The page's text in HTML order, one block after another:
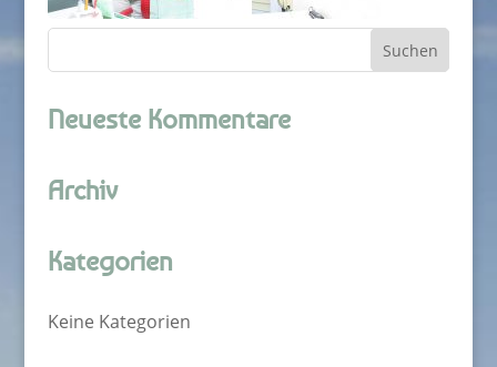
Neueste Kommentare
Archiv
Kategorien
Keine Kategorien